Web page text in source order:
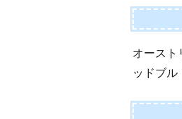
オースト
ッドブル